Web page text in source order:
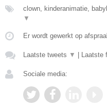
clown, kinderanimatie,
▼
Er wordt gewerkt op
Laatste tweets ▼ Laatste
Sociale media: